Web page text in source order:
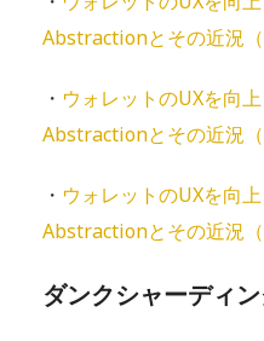
Abstractionとその近況（
・ ウォレットのUXを向
Abstractionとその近況（
・ ウォレットのUXを向
Abstractionとその近況（
ダンクシャーディ